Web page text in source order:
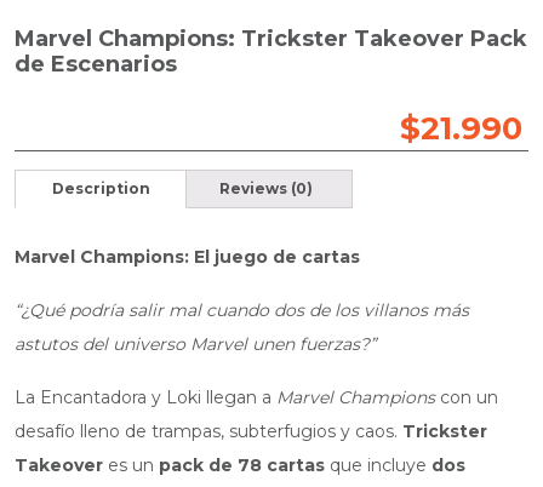
Marvel Champions: Trickster Takeover Pack
de Escenarios
$21.990
Description Reviews (0)
Marvel Champions: El juego de cartas
“¿Qué podría salir mal cuando dos de los villanos más
astutos del universo Marvel unen fuerzas?”
La Encantadora y Loki llegan a Marvel Championscon un
desafío lleno de trampas, subterfugios y caos. Trickster
Takeover es un pack de 78 cartas que incluye dos